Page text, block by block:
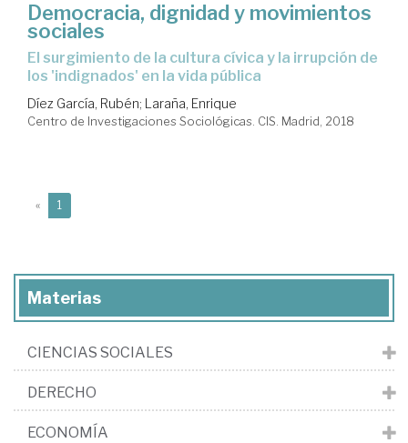
Democracia, dignidad y movimientos
sociales
el surgimiento de la cultura cívica y la irrupción de
los 'indignados' en la vida pública
Díez García, Rubén; Laraña, Enrique
Centro de Investigaciones Sociológicas. CIS. Madrid, 2018
« 1
Materias
CIENCIAS SOCIALES
DERECHO
ECONOMÍA